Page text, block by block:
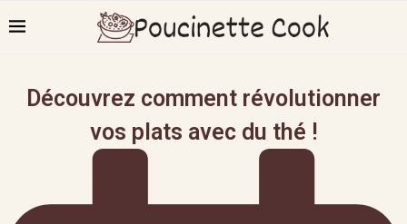
Découvrez comment révolutionner
vos plats avec du thé !